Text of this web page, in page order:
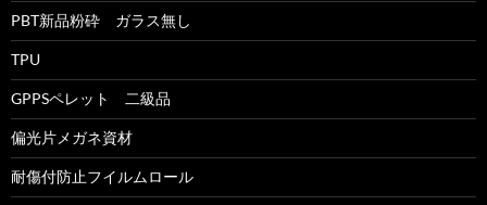
PBT新品粉砕 ガラス無し
TPU
GPPSペレット 二級品
偏光片メガネ資材
耐傷付防止フイルムロール